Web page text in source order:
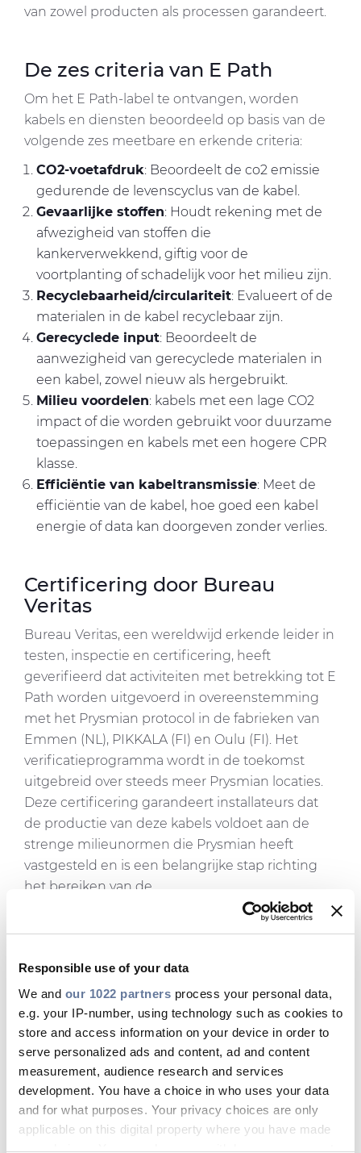
Responsible use of your data
We and our 1022 partners process your personal data,
e.g. your IP-number, using technology such as cookies to
store and access information on your device in order to
serve personalized ads and content, ad and content
measurement, audience research and services
development. You have a choice in who uses your data
and for what purposes. Your privacy choices are only
applicable on this digital property where you have made
your choices. You can change or withdraw your consent
van zowel producten als processen garandeert.
De zes criteria van E Path
Om het E Path-label te ontvangen, worden
kabels en diensten beoordeeld op basis van de
volgende zes meetbare en erkende criteria:
CO2-voetafdruk: Beoordeelt de co2 emissie
gedurende de levenscyclus van de kabel.
Gevaarlijke stoffen: Houdt rekening met de
afwezigheid van stoffen die
kankerverwekkend, giftig voor de
voortplanting of schadelijk voor het milieu zijn.
Recyclebaarheid/circulariteit: Evalueert of de
materialen in de kabel recyclebaar zijn.
Gerecyclede input: Beoordeelt de
aanwezigheid van gerecyclede materialen in
een kabel, zowel nieuw als hergebruikt.
Milieu voordelen: kabels met een lage CO2
impact of die worden gebruikt voor duurzame
toepassingen en kabels met een hogere CPR
klasse.
Efficiëntie van kabeltransmissie: Meet de
efficiëntie van de kabel, hoe goed een kabel
energie of data kan doorgeven zonder verlies.
Certificering door Bureau
Veritas
Bureau Veritas, een wereldwijd erkende leider in
testen, inspectie en certificering, heeft
geverifieerd dat activiteiten met betrekking tot E
Path worden uitgevoerd in overeenstemming
met het Prysmian protocol in de fabrieken van
Emmen (NL), PIKKALA (FI) en Oulu (FI). Het
verificatieprogramma wordt in de toekomst
uitgebreid over steeds meer Prysmian locaties.
Deze certificering garandeert installateurs dat
de productie van deze kabels voldoet aan de
strenge milieunormen die Prysmian heeft
vastgesteld en is een belangrijke stap richting
het bereiken van de
duurzaamheidsdoelstellingen van de
E Path & E-LINE: Wat is het
verschil?
Terwijl E Path een globaal en alomvattend label
vertegenwoordigt, is E-LINE is een duurzaam
verbeterde alternatieve productportfolio dat zich
richt op het gebruik van duurzamere materialen,
verpakkingen en logistiek. Het resulteert in een